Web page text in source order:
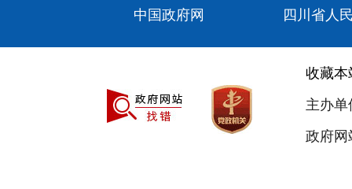
中国政府网 四川省人
收藏本
主办
政府网